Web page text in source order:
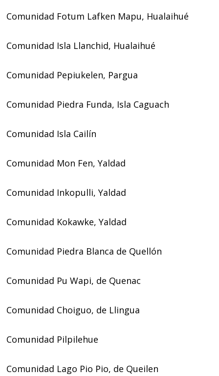
Comunidad Fotum Lafken Mapu, Hualaihué
Comunidad Isla Llanchid, Hualaihué
Comunidad Pepiukelen, Pargua
Comunidad Piedra Funda, Isla Caguach
Comunidad Isla Cailín
Comunidad Mon Fen, Yaldad
Comunidad Inkopulli, Yaldad
Comunidad Kokawke, Yaldad
Comunidad Piedra Blanca de Quellón
Comunidad Pu Wapi, de Quenac
Comunidad Choiguo, de Llingua
Comunidad Pilpilehue
Comunidad Lago Pio Pio, de Queilen